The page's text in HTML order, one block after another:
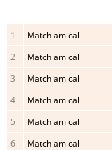
1 Match amical
2
Match amical
3
Match amical
4
Match amical
5
Match amical
6
Match amical